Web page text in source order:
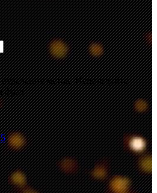
меток. Используйте
фраз.